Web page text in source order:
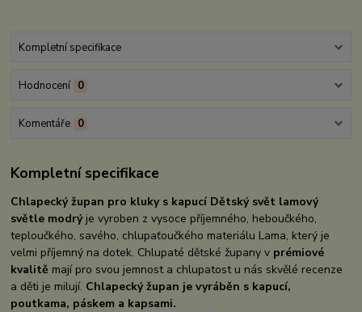
Kompletní specifikace
Hodnocení 0
Komentáře 0
Kompletní specifikace
Chlapecký župan pro kluky s kapucí Dětský svět lamový
světle modrý je vyroben z vysoce příjemného, heboučkého,
teploučkého, savého, chlupaťoučkého materiálu Lama, který je
velmi příjemný na dotek. Chlupaté dětské župany v prémiové
kvalitě mají pro svou jemnost a chlupatost u nás skvělé recenze
a děti je milují. Chlapeckýžupan je vyráběn s kapucí,
poutkama, páskem a kapsami.